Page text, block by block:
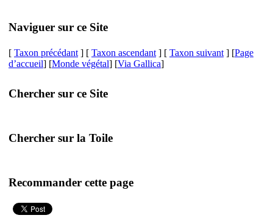
Naviguer sur ce Site
[ Taxon précédant ] [ Taxon ascendant ] [ Taxon suivant ] [Page
d’accueil] [Monde végétal] [Via Gallica]
Chercher sur ce Site
Chercher sur la Toile
Recommander cette page